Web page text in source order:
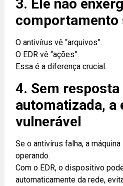
3. Ele não
comportamento
O antivírus vê “arquivos”.
O EDR vê “ações”.
Essa é a diferença crucial.
4. Sem resposta
automatizada, a
vulnerável
Se o antivírus falha, a
operando.
Com o EDR, o dispositivo
automaticamente da rede,